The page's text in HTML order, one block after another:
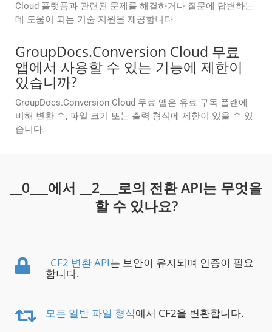
Cloud 플랫폼과 관련된 문제를 해결하거나 질문에 답변하는
데 도움이 되는 기술 지원을 제공합니다.
GroupDocs.Conversion Cloud 무료
앱에서 사용할 수 있는 기능에 제한이
있습니까?
GroupDocs.Conversion Cloud 무료 앱은 유료 구독 플랜에
비해 변환 수, 파일 크기 또는 출력 형식에 제한이 있을 수 있
습니다.
__0___에서 __2___로의 전환 API는 무엇을
할 수 있나요?
_CF2 변환 API는 보안이 유지되며 인증이 필요
합니다.
모든 일반 파일 형식에서 CF2을 변환합니다.